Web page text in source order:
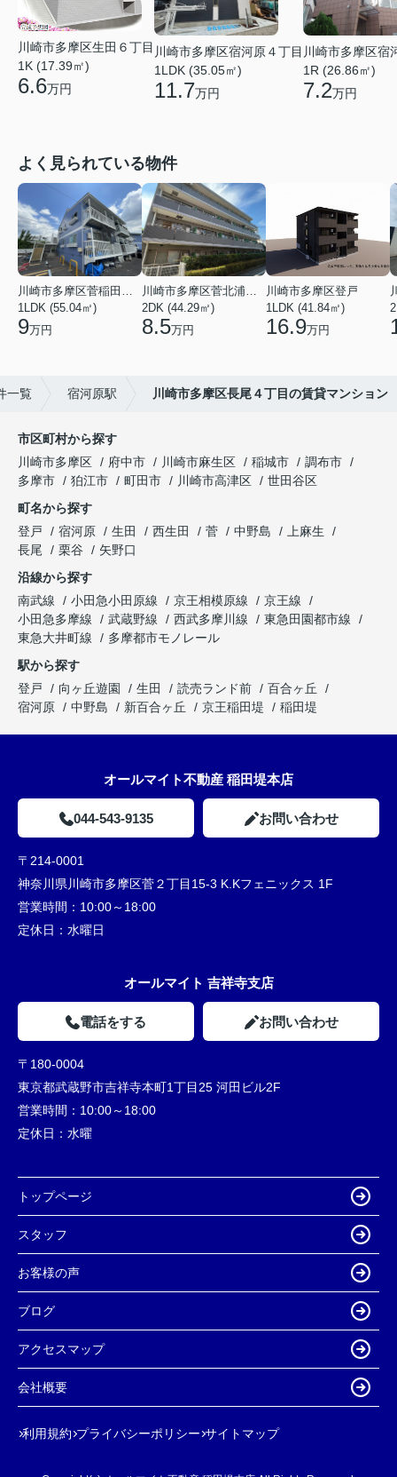
川崎市多摩区生田６丁目
1K (17.39㎡)
6.6万円
川崎市多摩区宿河原４丁目
1LDK (35.05㎡)
11.7万円
川崎市多摩区宿
1R (26.86㎡)
7.2万円
よく見られている物件
川崎市多摩区菅稲田堤２丁目
1LDK (55.04㎡)
9万円
川崎市多摩区菅北浦２丁目
2DK (44.29㎡)
8.5万円
川崎市多摩区登戸
1LDK (41.84㎡)
16.9万円
一覧 宿河原駅 川崎市多摩区長尾４丁目の賃貸マンション
市区町村から探す
川崎市多摩区
府中市 川崎市麻生区 稲城市
調布市
多摩市
狛江市 町田市 川崎市高津区
世田谷区
町名から探す
登戸
宿河原 生田 西生田 菅 中野島
上麻生
長尾
栗谷
矢野口
沿線から探す
南武線
小田急小田原線 京王相模原線
京王線
小田急多摩線
武蔵野線 西武多摩川線
東急田園都市線
東急大井町線
多摩都市モノレール
駅から探す
登戸
向ヶ丘遊園 生田 読売ランド前
百合ヶ丘
宿河原
中野島 新百合ヶ丘 京王稲田堤 稲田堤
オールマイト不動産 稲田堤本店
044-543-9135 お問い合わせ
〒214-0001
神奈川県川崎市多摩区菅２丁目15-3 K.Kフェニックス 1F
営業時間： 10:00～18:00
定休日： 水曜日
オールマイト 吉祥寺支店
電話をする お問い合わせ
〒180-0004
東京都武蔵野市吉祥寺本町1丁目25 河田ビル2F
営業時間： 10:00～18:00
定休日： 水曜
トップページ
スタッフ
お客様の声
ブログ
アクセスマップ
会社概要
利用規約 プライバシーポリシー サイトマップ